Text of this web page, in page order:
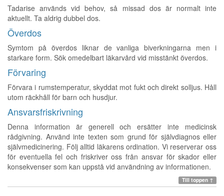
Tadarise används vid behov, så missad dos är normalt inte
aktuellt. Ta aldrig dubbel dos.
Överdos
Symtom på överdos liknar de vanliga biverkningarna men i
starkare form. Sök omedelbart läkarvård vid misstänkt överdos.
Förvaring
Förvara i rumstemperatur, skyddat mot fukt och direkt solljus. Håll
utom räckhåll för barn och husdjur.
Ansvarsfriskrivning
Denna information är generell och ersätter inte medicinsk
rådgivning. Använd inte texten som grund för självdiagnos eller
självmedicinering. Följ alltid läkarens ordination. Vi reserverar oss
för eventuella fel och friskriver oss från ansvar för skador eller
konsekvenser som kan uppstå vid användning av informationen.
Till toppen ↑